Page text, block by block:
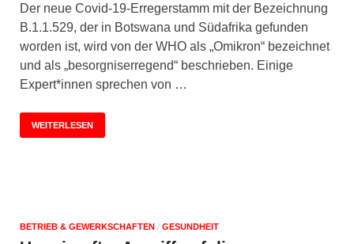
Der neue Covid-19-Erregerstamm mit der Bezeichnung
B.1.1.529, der in Botswana und Südafrika gefunden
worden ist, wird von der WHO als „Omikron“ bezeichnet
und als „besorgniserregend“ beschrieben. Einige
Expert*innen sprechen von …
WEITERLESEN
BETRIEB & GEWERKSCHAFTEN / GESUNDHEIT